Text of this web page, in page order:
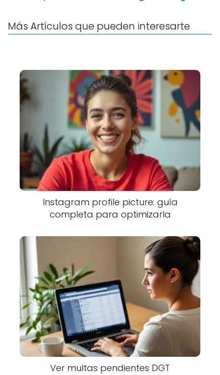
Más Artículos que pueden interesarte
Instagram profile picture: guía
completa para optimizarla
Ver multas pendientes DGT